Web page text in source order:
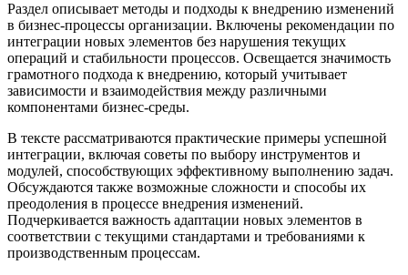
Раздел описывает методы и подходы к внедрению изменений
в бизнес-процессы организации. Включены рекомендации по
интеграции новых элементов без нарушения текущих
операций и стабильности процессов. Освещается значимость
грамотного подхода к внедрению, который учитывает
зависимости и взаимодействия между различными
компонентами бизнес-среды.
В тексте рассматриваются практические примеры успешной
интеграции, включая советы по выбору инструментов и
модулей, способствующих эффективному выполнению задач.
Обсуждаются также возможные сложности и способы их
преодоления в процессе внедрения изменений.
Подчеркивается важность адаптации новых элементов в
соответствии с текущими стандартами и требованиями к
производственным процессам.